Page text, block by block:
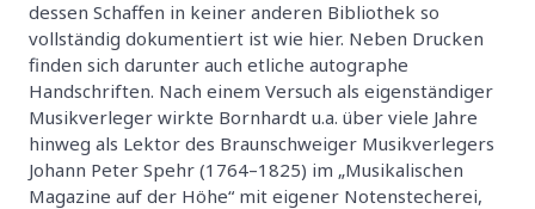
dessen Schaffen in keiner anderen Bibliothek so
vollständig dokumentiert ist wie hier. Neben Drucken
finden sich darunter auch etliche autographe
Handschriften. Nach einem Versuch als eigenständiger
Musikverleger wirkte Bornhardt u.a. über viele Jahre
hinweg als Lektor des Braunschweiger Musikverlegers
Johann Peter Spehr (1764–1825) im „Musikalischen
Magazine auf der Höhe“ mit eigener Notenstecherei,